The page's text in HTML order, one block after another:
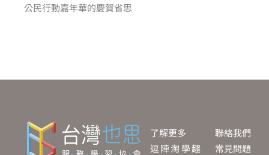
公民行動嘉年華的慶賀省思
了解更多
逗陣淘學趣
聯絡我們
常見問題